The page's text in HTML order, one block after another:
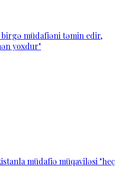
birgə müdafiəni təmin edir,
yoxdur"
müdafiə müqaviləsi "heç